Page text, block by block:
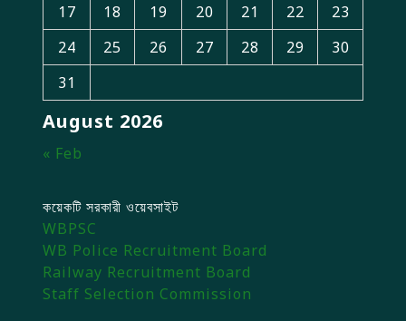
August 2026
17
18 19 20 21 22
23
24
25 26 27 28 29
30
31
« Feb
কয়েকটি সরকারী ওয়েবসাইট
WBPSC
WB Police Recruitment Board
Railway Recruitment Board
Staff Selection Commission